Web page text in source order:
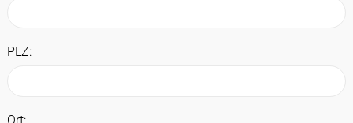
PLZ:
Ort: